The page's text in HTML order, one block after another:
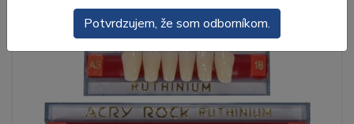
Potvrdzujem, že som odborníkom.